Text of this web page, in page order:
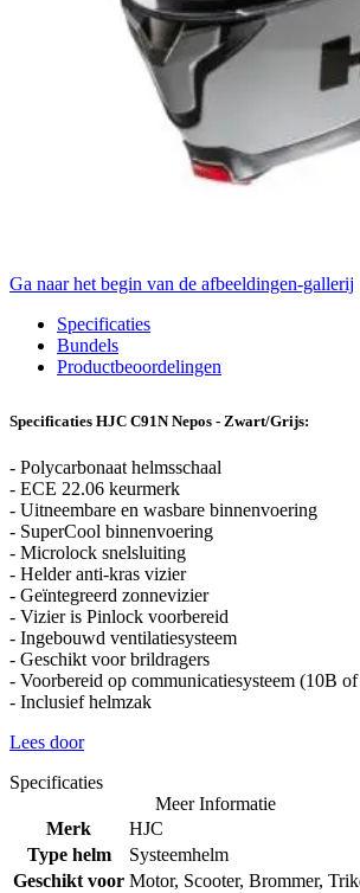
Ga naar het begin van de afbeeldingen-gallerij
Specificaties
Bundels
Productbeoordelingen
Specificaties HJC C91N Nepos - Zwart/Grijs:
- Polycarbonaat helmsschaal
- ECE 22.06 keurmerk
- Uitneembare en wasbare binnenvoering
- SuperCool binnenvoering
- Microlock snelsluiting
- Helder anti-kras vizier
- Geïntegreerd zonnevizier
- Vizier is Pinlock voorbereid
- Ingebouwd ventilatiesysteem
- Geschikt voor brildragers
- Voorbereid op communicatiesysteem (10B
- Inclusief helmzak
Lees door
Specificaties
Meer Informatie
Merk
HJC
Type helm
Systeemhelm
Geschikt voor Motor, Scooter, Brommer,